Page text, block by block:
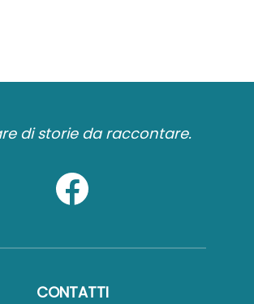
di storie da raccontare.
CONTATTI